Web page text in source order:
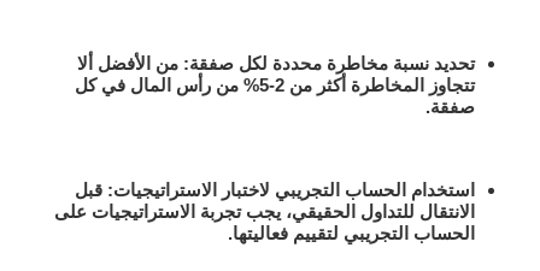
تحديد نسبة مخاطرة محددة لكل صفقة: من الأفضل ألا
تتجاوز المخاطرة أكثر من 2-5% من رأس المال في كل
صفقة.
استخدام الحساب التجريبي لاختبار الاستراتيجيات: قبل
الانتقال للتداول الحقيقي، يجب تجربة الاستراتيجيات على
الحساب التجريبي لتقييم فعاليتها.